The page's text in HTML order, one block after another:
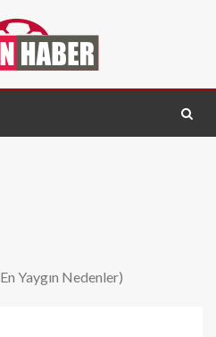
Yaygın Nedenler)